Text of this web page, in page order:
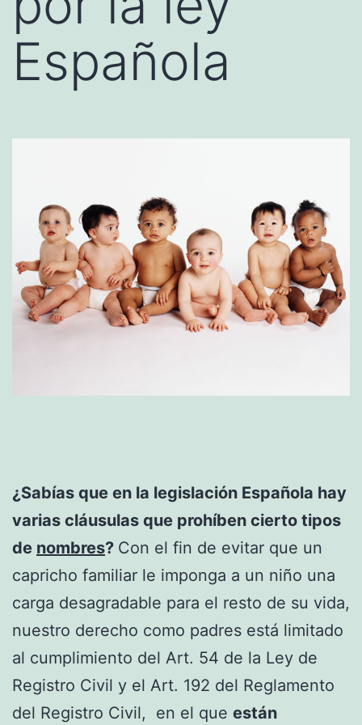
Española
¿Sabías que en la legislación Española hay
varias cláusulas que prohíben cierto tipos
de nombres? Con el fin de evitar que un
capricho familiar le imponga a un niño una
carga desagradable para el resto de su vida,
nuestro derecho como padres está limitado
al cumplimiento del Art. 54 de la Ley de
Registro Civil y el Art. 192 del Reglamento
del Registro Civil, en el que están